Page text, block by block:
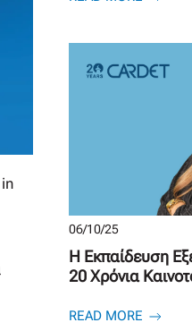
06/10/25
Η Εκπαίδευση
20 Χρόνια
READ MORE